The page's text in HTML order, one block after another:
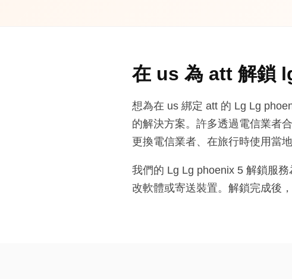
在 us 為 att 解鎖
想為在 us 綁定 att 的 Lg Lg
的解決方案。許多透過電信業者
更換電信業者、在旅行時使用當
我們的 Lg Lg phoenix 5 解鎖服
改軟體或寄送裝置。解鎖完成後